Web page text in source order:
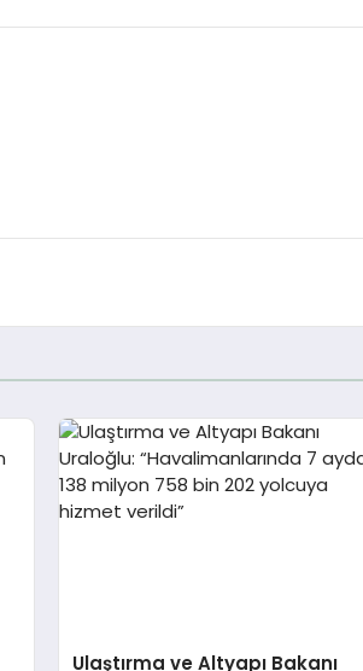
Ulaştırma ve Altyapı Bakanı